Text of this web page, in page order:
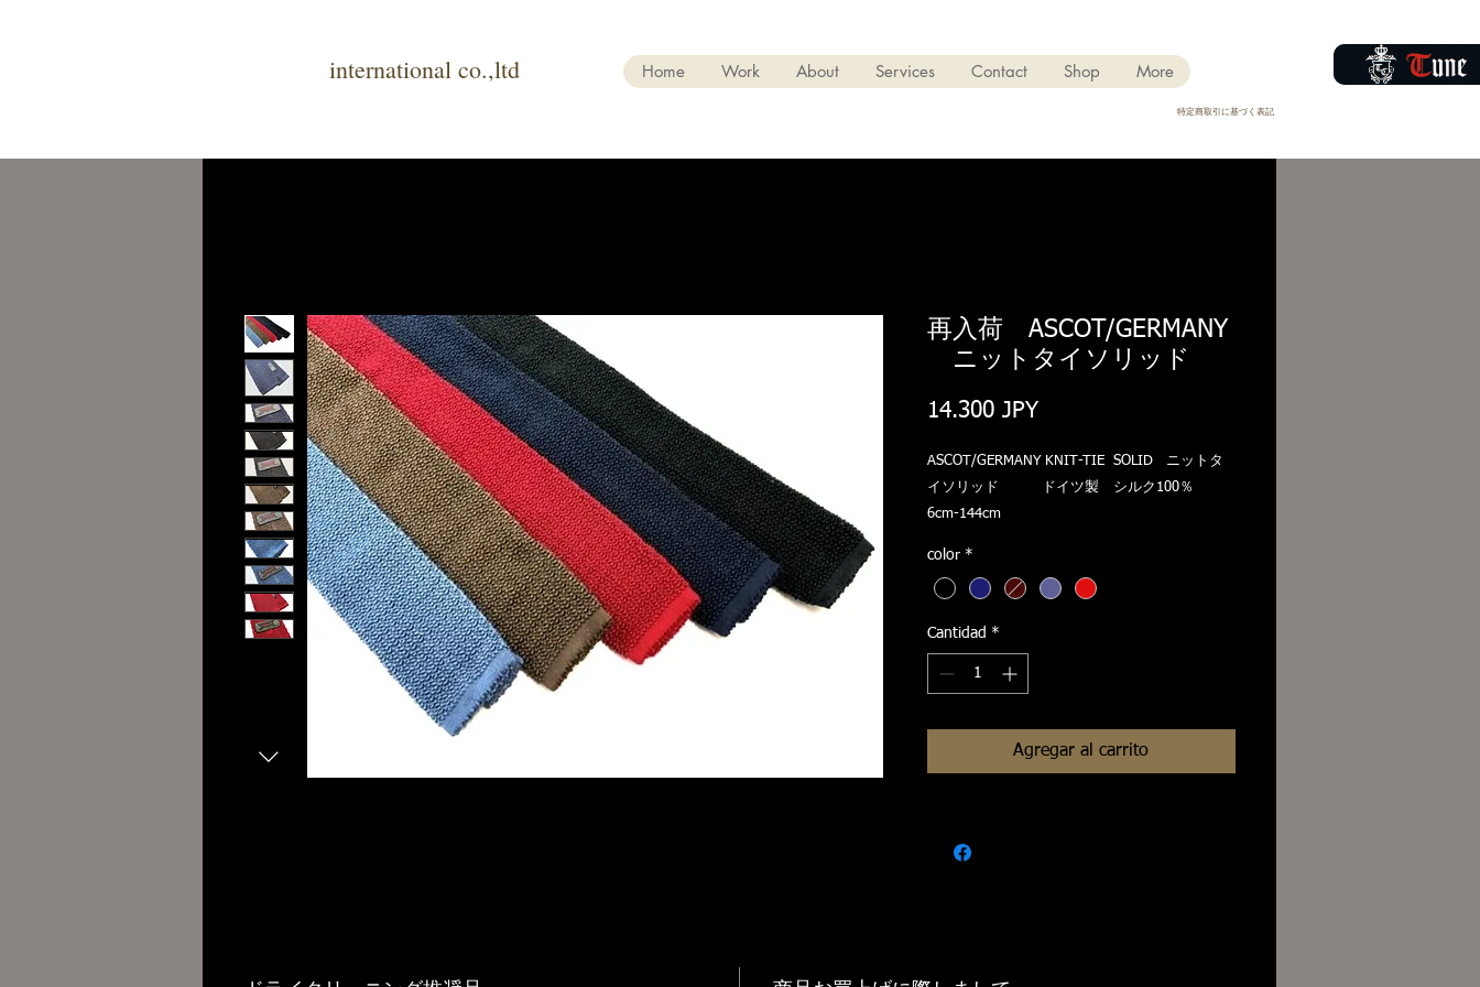
international co.,ltd Home Work About Services Contact Shop More
​特定商取引に基づく表記
再入荷 ASCOT/GERMANY
ニットタイソリッド
14.300 JPYPrecio
ASCOT/GERMANY KNIT-TIE SOLID ニットタ
イソリッド ドイツ製 シルク100％
6cm-144cm
長年使い込むほどに味が出てくるクオリティは
ハンドメイド、ドイツ製、6.0cm幅×144cm 規
格 シルク100％
で、出来上がりに若干1cm程度の誤差もござい
ます。
color *
Cantidad *
Agregar al carrito